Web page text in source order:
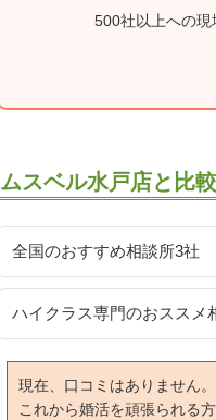
500社以上への現
ムスベル水戸店と比
全国のおすすめ相談所3社
ハイクラス専門のおススメ
現在、口コミはありません。
これから婚活を頑張られる